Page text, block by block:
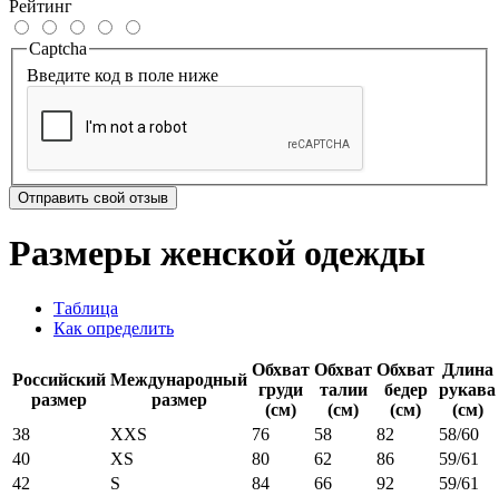
Рейтинг
Captcha
Введите код в поле ниже
Отправить свой отзыв
Размеры женской одежды
Таблица
Как определить
Российский
размер
Международный
размер
Обхват
груди
(см)
Обхват
талии
(см)
Обхват
бедер
(см)
Длина
рукава
(см)
38
XXS 76 58 82
58/60
40
XS 80 62 86
59/61
42
S 84 66 92
59/61